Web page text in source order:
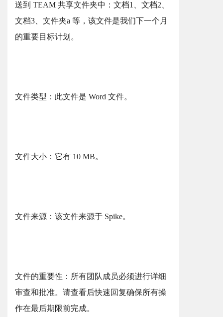
送到 TEAM 共享文件夹中：文档1、文档2、
文档3、文件夹a 等，该文件是我们下一个月
的重要目标计划。
文件类型：此文件是 Word 文件。
文件大小：它有 10 MB。
文件来源：该文件来源于 Spike。
文件的重要性：所有团队成员必须进行详细
审查和批准。请查看后快速回复确保所有操
作在最后期限前完成。